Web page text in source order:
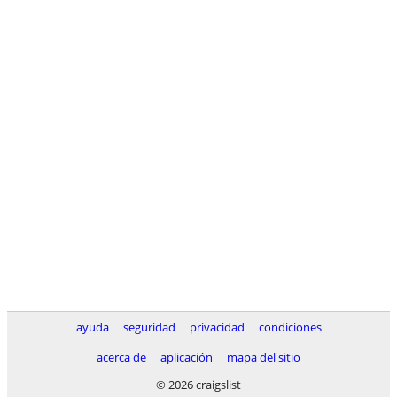
ayuda seguridad privacidad
condiciones
acerca de
aplicación
mapa del sitio
© 2026 craigslist